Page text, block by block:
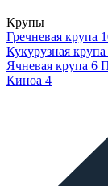
Крупы
Гречневая крупа
Кукурузная крупа
Ячневая крупа 6
Киноа 4